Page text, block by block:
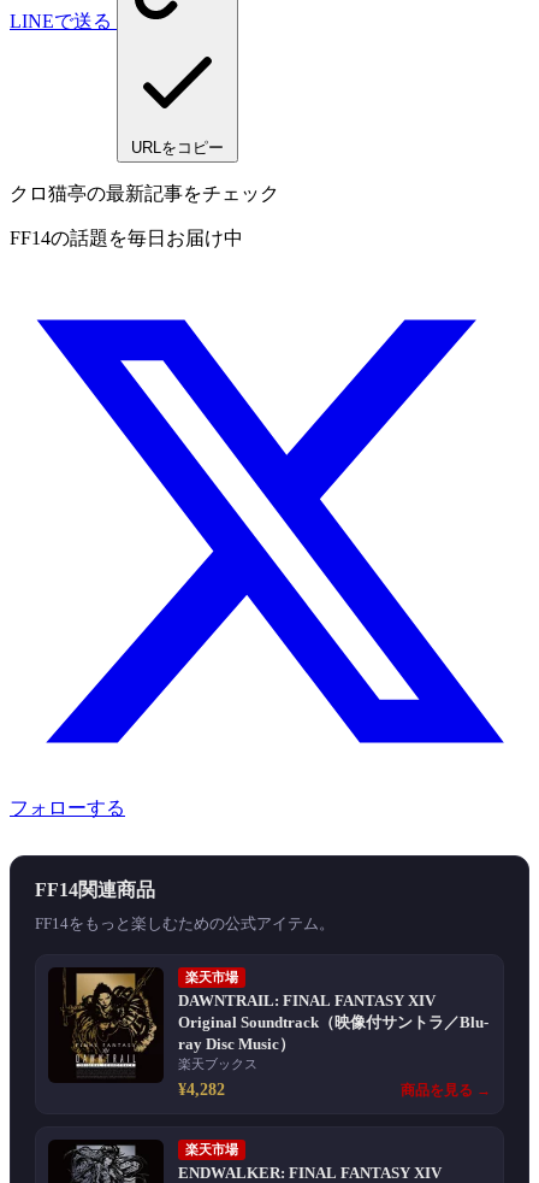
LINEで送る
URLをコピー
クロ猫亭の最新記事をチェック
FF14の話題を毎日お届け中
フォローする
FF14関連商品
FF14をもっと楽しむための公式アイテム。
楽天市場
DAWNTRAIL: FINAL FANTASY XIV
Original Soundtrack（映像付サントラ／Blu-
ray Disc Music）
楽天ブックス
¥4,282 商品を見る →
楽天市場
ENDWALKER: FINAL FANTASY XIV